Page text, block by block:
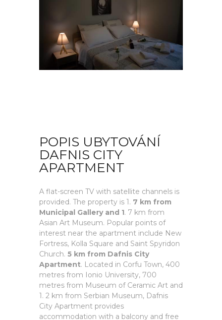
POPIS UBYTOVÁNÍ
DAFNIS CITY
APARTMENT
A flat-screen TV with satellite channels is
provided. The property is 1. 7 km from
Municipal Gallery and 1. 7 km from
Asian Art Museum. Popular points of
interest near the apartment include New
Fortress, Kolla Square and Saint Spyridon
Church. 5 km from Dafnis City
Apartment. Located in Corfu Town, 400
metres from Ionio University, 700
metres from Museum of Ceramic Art and
1. 2 km from Serbian Museum, Dafnis
City Apartment provides
accommodation with a balcony and free